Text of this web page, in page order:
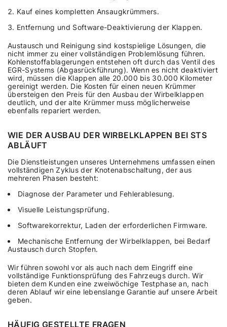
Kauf eines kompletten Ansaugkrümmers.
Entfernung und Software-Deaktivierung der Klappen.
Austausch und Reinigung sind kostspielige Lösungen, die
nicht immer zu einer vollständigen Problemlösung führen.
Kohlenstoffablagerungen entstehen oft durch das Ventil des
EGR-Systems (Abgasrückführung). Wenn es nicht deaktiviert
wird, müssen die Klappen alle 20.000 bis 30.000 Kilometer
gereinigt werden. Die Kosten für einen neuen Krümmer
übersteigen den Preis für den Ausbau der Wirbelklappen
deutlich, und der alte Krümmer muss möglicherweise
ebenfalls repariert werden.
WIE DER AUSBAU DER WIRBELKLAPPEN BEI STS
ABLÄUFT
Die Dienstleistungen unseres Unternehmens umfassen einen
vollständigen Zyklus der Knotenabschaltung, der aus
mehreren Phasen besteht:
Diagnose der Parameter und Fehlerablesung.
Visuelle Leistungsprüfung.
Softwarekorrektur, Laden der erforderlichen Firmware.
Mechanische Entfernung der Wirbelklappen, bei Bedarf
Austausch durch Stopfen.
Wir führen sowohl vor als auch nach dem Eingriff eine
vollständige Funktionsprüfung des Fahrzeugs durch. Wir
bieten dem Kunden eine zweiwöchige Testphase an, nach
deren Ablauf wir eine lebenslange Garantie auf unsere Arbeit
geben.
HÄUFIG GESTELLTE FRAGEN